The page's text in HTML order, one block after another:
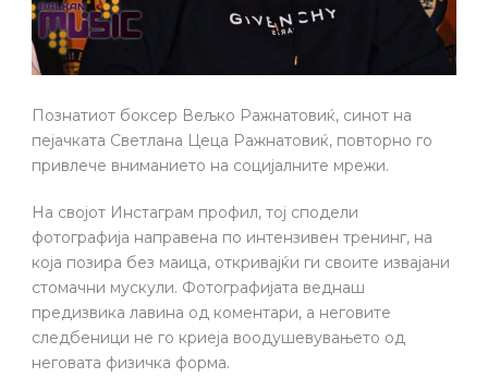
Познатиот боксер Вељко Ражнатовиќ, синот на
пејачката Светлана Цеца Ражнатовиќ, повторно го
привлече вниманието на социјалните мрежи.
На својот Инстаграм профил, тој сподели
фотографија направена по интензивен тренинг, на
која позира без маица, откривајќи ги своите извајани
стомачни мускули. Фотографијата веднаш
предизвика лавина од коментари, а неговите
следбеници не го криеја воодушевувањето од
неговата физичка форма.